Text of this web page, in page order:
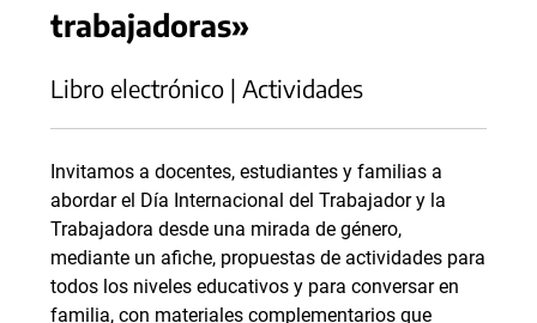
trabajadoras»
Libro electrónico | Actividades
Invitamos a docentes, estudiantes y familias a
abordar el Día Internacional del Trabajador y la
Trabajadora desde una mirada de género,
mediante un afiche, propuestas de actividades para
todos los niveles educativos y para conversar en
familia, con materiales complementarios que